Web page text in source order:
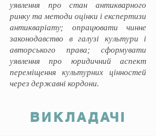
уявлення про стан антикварного
ринку та методи оцінки і експертизи
антикваріату; опрацювати чинне
законодавство в галузі культури і
авторського права; сформувати
уявлення про юридичний аспект
переміщення культурних цінностей
через державні кордони.
ВИКЛАДАЧІ